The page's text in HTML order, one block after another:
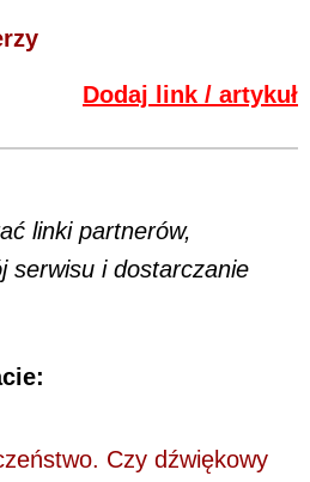
Dodaj link / artykuł
linki partnerów,
serwisu i dostarczanie
Czy dźwiękowy